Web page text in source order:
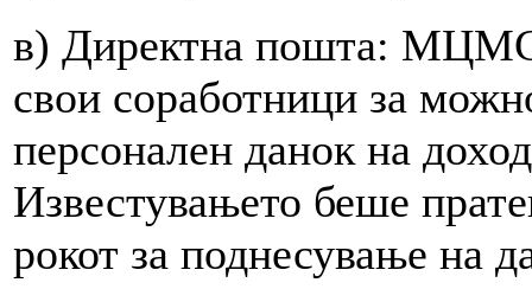
в) Директна пошта: МЦМС
свои соработници за
персонален данок на
Известувањето беше
рокот за поднесување на